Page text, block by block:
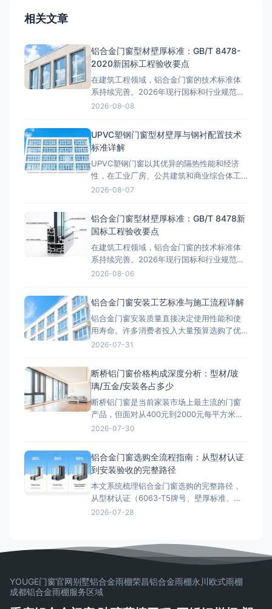
相关文章
铝合金门窗型材壁厚标准：GB/T 8478-
2020新国标工程验收要点
在建筑工程领域，铝合金门窗的技术标准体
系持续完善。2026年现行国标和行业规范对
铝合金门窗的性能指标提出了更高要求。本
型材壁厚国标解读GB/T 8478-2020《铝合
金门窗》标准明确规定：外窗受力构件型材
壁厚不低于1.8mm，内窗不低于1.4mm，外
门不低于2
2026-08-08
UPVC塑钢门窗型材壁厚与钢衬配置技术
标准详解
UPVC塑钢门窗以其优异的隔热性能和经济
性，在工业厂房、公共建筑和商业综合体工
程中广泛应用。与铝合金门窗不同，塑钢门
艺要求有着独立的技术体系，工程选型时必
须准确掌握相关国标规范，避免因参数不达
标导致门窗变形、渗水等质量问题。 GB/T
8814-2017型
2026-08-07
铝合金门窗型材壁厚标准：GB/T 8478新
国标工程验收要点
在建筑工程领域，铝合金门窗的技术标准体
系持续完善。2026年现行国标和行业规范对
铝合金门窗的性能指标提出了更高要求。本
型材壁厚国标解读GB/T 8478-2020《铝合
金门窗》标准明确规定：外门受力构件型材
壁厚不低于2.0mm，外窗受力构件型材壁厚
不低于1.8m
2026-08-06
铝合金门窗安装工艺标准与施工流程详解
铝合金门窗安装质量直接决定使用性能和使
用寿命。许多消费者投入大量预算选购了优
质断桥铝门窗，却因安装工艺不规范，导致
实上，铝合金门窗安装是一个涉及洞口复
核、副框安装、门窗定位固定、缝隙填充、
密封打胶、五金调试和清洁验收等多个工序
的系统工程。本文将依据国家标准和行业
2026-07-31
断桥铝门窗价格构成深度分析：型材/玻
璃/五金/安装各占多少
断桥铝门窗是当前家装市场上最主流的门窗
产品，但面对从400元到2000元每平方米的
巨大价格差异，很多消费者感到困惑：断桥
距究竟来自哪里？本文将从型材、玻璃、五
金、密封材料和安装五个维度，深度拆解断
桥铝门窗的价格构成，帮助您看懂报价单，
避开低价陷阱。 一、断
2026-07-30
铝合金门窗选购全流程指南：从型材认证
到安装验收的完整路径
本文系统梳理铝合金门窗选购的完整路径，
从型材认证（6063-T5牌号、壁厚标准、表
面处理工艺）、性能检测（抗风压、气密、
选型到安装验收，提供五维评估框架，帮助
消费者科学选购铝合金门窗，避免踩坑。
2026-07-28
YOUGE门窗官网别墅铝合金雨棚荣昌铝合金雨棚永川欧式雨棚
成都铝合金雨棚服务区域